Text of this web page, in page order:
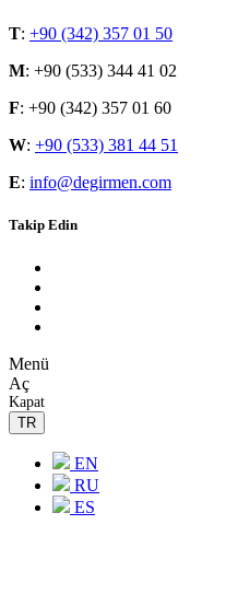
T: +90 (342) 357 01 50
M: +90 (533) 344 41 02
F: +90 (342) 357 01 60
W: +90 (533) 381 44 51
E: info@degirmen.com
Takip Edin
Menü
Aç
Kapat
TR
EN
RU
ES